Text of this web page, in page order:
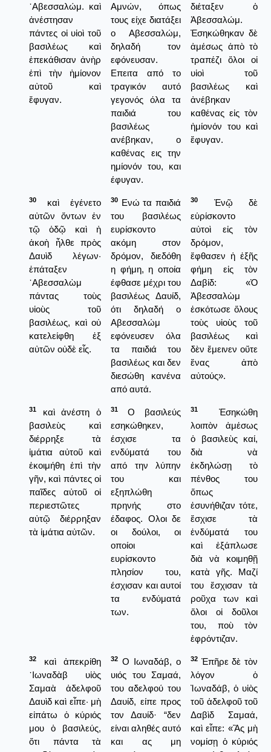
᾿Αβεσσαλώμ. καὶ
ἀνέστησαν
πάντες οἱ υἱοὶ τοῦ
βασιλέως καὶ
ἐπεκάθισαν ἀνὴρ
ἐπὶ τὴν ἡμίονον
αὐτοῦ καὶ
ἔφυγαν.
Αμνών, όπως
τους είχε διατάξει
ο Αβεσσαλώμ,
δηλαδή τον
εφόνευσαν.
Επειτα από το
τραγικόν αυτό
γεγονός όλα τα
παιδιά του
βασιλέως
ανέβηκαν, ο
καθένας εις την
ημίονόν του, και
έφυγαν.
διέταξεν ὁ
Ἀβεσσαλώμ.
Ἐσηκώθηκαν δὲ
ἀμέσως ἀπὸ τὸ
τραπέζι ὅλοι οἱ
υἱοὶ τοῦ
βασιλέως καὶ
ἀνέβηκαν
καθένας εἰς τὸν
ἡμίονόν του καὶ
ἔφυγαν.
30
καὶ ἐγένετο
αὐτῶν ὄντων ἐν
τῷ ὁδῷ καὶ ἡ
ἀκοὴ ἦλθε πρὸς
Δαυὶδ λέγων·
ἐπάταξεν
᾿Αβεσσαλὼμ
πάντας τοὺς
υἱοὺς τοῦ
βασιλέως, καὶ οὐ
κατελείφθη ἐξ
αὐτῶν οὐδὲ εἷς.
30 Ενώ τα παιδιά
του βασιλέως
ευρίσκοντο
ακόμη στον
δρόμον, διεδόθη
η φήμη, η οποία
έφθασε μέχρι του
βασιλέως Δαυίδ,
ότι δηλαδή ο
Αβεσσαλώμ
εφόνευσεν όλα
τα παιδιά του
βασιλέως και δεν
διεσώθη κανένα
από αυτά.
30
Ἐνῷ δὲ
εὑρίσκοντο
αὐτοὶ εἰς τὸν
δρόμον,
ἔφθασεν ἡ ἑξῆς
φήμη εἰς τὸν
Δαβίδ: «Ὁ
Ἀβεσσαλὼμ
ἐσκότωσε ὅλους
τοὺς υἱοὺς τοῦ
βασιλέως καὶ
δὲν ἔμεινεν οὔτε
ἕνας ἀπὸ
αὐτούς».
31
καὶ ἀνέστη ὁ
βασιλεὺς καὶ
διέρρηξε τὰ
ἱμάτια αὐτοῦ καὶ
ἐκοιμήθη ἐπὶ τὴν
γῆν, καὶ πάντες οἱ
παῖδες αὐτοῦ οἱ
περιεστῶτες
αὐτῷ διέρρηξαν
τὰ ἱμάτια αὐτῶν.
31
Ο βασιλεύς
εσηκώθηκεν,
έσχισε τα
ενδύματά του
από την λύπην
του και
εξηπλώθη
πρηνής στο
έδαφος. Ολοι δε
οι δούλοι, οι
οποίοι
ευρίσκοντο
πλησίον του,
έσχισαν και αυτοί
τα ενδύματά
των.
31
Ἐσηκώθη
λοιπὸν ἀμέσως
ὁ βασιλεὺς καί,
διὰ νὰ
ἐκδηλώσῃ τὸ
πένθος του
ὅπως
ἐσυνήθιζαν τότε,
ἔσχισε τὰ
ἐνδύματά του
καὶ ἐξάπλωσε
διὰ νὰ κοιμηθῇ
κατὰ γῆς. Μαζί
του ἔσχισαν τὰ
ροῦχα των καὶ
ὅλοι οἱ δοῦλοι
του, ποὺ τὸν
ἐφρόντιζαν.
32
καὶ ἀπεκρίθη
᾿Ιωναδὰβ υἱὸς
Σαμαὰ ἀδελφοῦ
Δαυὶδ καὶ εἶπε· μὴ
εἰπάτω ὁ κύριός
μου ὁ βασιλεύς,
ὅτι πάντα τὰ
32 Ο Ιωναδάβ, ο
υιός του Σαμαά,
του αδελφού του
Δαυίδ, είπε προς
τον Δαυίδ· “δεν
είναι αληθές αυτό
και ας μη
32 Ἐπῆρε δὲ τὸν
λόγον ὁ
Ἰωναδάβ, ὁ υἱὸς
τοῦ ἀδελφοῦ τοῦ
Δαβὶδ Σαμαά,
καὶ εἶπε: «Ἂς μὴ
νομίσῃ ὁ κύριός